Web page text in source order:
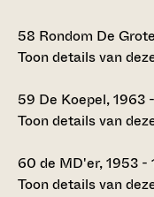
58 Rondom De
Toon details van
59 De Koepel, 1963
Toon details van
60 de MD'er, 1953 -
Toon details van